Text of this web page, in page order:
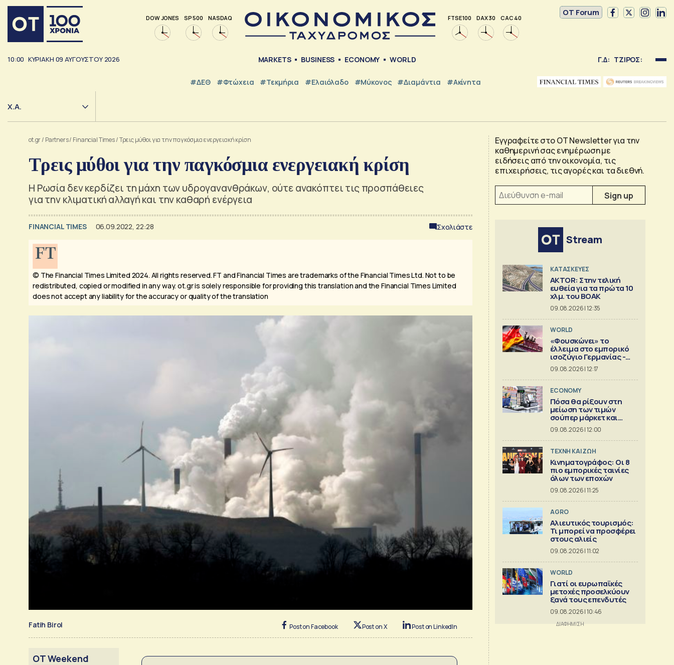
DOW JONES SP 500 NASDAQ FTSE 100 DAX 30 CAC 40
OT Forum
10:00 ΚΥΡΙΑΚΗ 09 ΑΥΓΟΥΣΤΟΥ 2026 MARKETS BUSINESS ECONOMY WORLD Γ.Δ: ΤΖΙΡΟΣ:
#ΔΕΘ #Φτώχεια #Τεκμήρια #Ελαιόλαδο #Μύκονος #Διαμάντια #Ακίνητα
Χ.Α.
ot.gr/ Partners/ Financial Times/Τρεις μύθοι για την παγκόσμια ενεργειακή κρίση
Τρεις μύθοι για την παγκόσμια ενεργειακή κρίση
Η Ρωσία δεν κερδίζει τη μάχη των υδρογανανθράκων, ούτε ανακόπτει τις προσπάθειες
για την κλιματική αλλαγή και την καθαρή ενέργεια
FINANCIAL TIMES 06.09.2022, 22:28 Σχολιάστε
© The Financial Times Limited 2024. All rights reserved.FT and Financial Times are trademarks of the Financial Times Ltd. Not to be
redistributed, copied or modified in any way. ot.gr is solely responsible for providing this translation and the Financial Times Limited
does not accept any liability for the accuracy or quality of the translation
Fatih Birol Post on Facebook Post on X Post on LinkedIn
OT Weekend
Εγγραφείτε στο OT Newsletter για την
καθημερινή σας ενημέρωση με
ειδήσεις από την οικονομία, τις
επιχειρήσεις, τις αγορές και τα διεθνή.
Stream
ΚΑΤΑΣΚΕΥΕΣ
AKTOR: Στην τελική
ευθεία για τα πρώτα 10
χλμ. του ΒΟΑΚ
09.08.2026 | 12:35
WORLD
«Φουσκώνει» το
έλλειμα στο εμπορικό
ισοζύγιο Γερμανίας -
Κίνας
09.08.2026 | 12:17
ECONOMY
Πόσα θα ρίξουν στη
μείωση των τιμών
σούπερ μάρκετ και
βιομηχανία
09.08.2026 | 12:00
TΕΧΝΗ ΚΑΙ ΖΩΗ
Κινηματογράφος: Οι 8
πιο εμπορικές ταινίες
όλων των εποχών
09.08.2026 | 11:25
AGRO
Αλιευτικός τουρισμός:
Τι μπορεί να προσφέρει
στους αλιείς
09.08.2026 | 11:02
WORLD
Γιατί οι ευρωπαϊκές
μετοχές προσελκύουν
ξανά τους επενδυτές
09.08.2026 | 10:46